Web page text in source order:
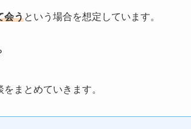
会うという場合を想定しています。
をまとめていきます。